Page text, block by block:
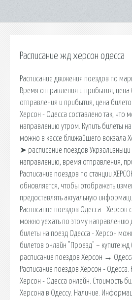
Расписание жд херсон одесса
Расписание движения поездов по
Время отправления и прибытия, цена
отправления и прибытия, цена
Херсон - Одесса составлено так, что
направлению утром. Купить билеты
можно в кассе ближайшего вокзала
➤ расписание поездов
направлению, время отправления,
Расписание поездов по станции
обновляется, чтобы отображать
предоставлять актуальную
Расписание поездов Одесса - Херсон
можно уехать по этому направлению
билеты на поезд Одесса - Херсон
билетов онлайн "Проезд" – купите жд
расписание поездов Херсон →
Расписание поездов Херсон - Одесса.
Херсон - Одесса онлайн. Стоимость
Херсона в Одессу. Наличие.